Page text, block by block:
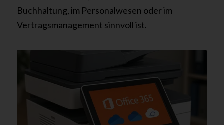
Buchhaltung, im Personalwesen oder im
Vertragsmanagement sinnvoll ist.